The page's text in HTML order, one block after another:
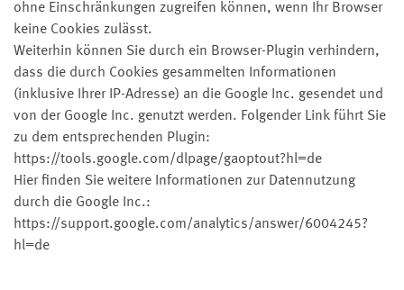
ohne Einschränkungen zugreifen können, wenn Ihr Browser
keine Cookies zulässt.
Weiterhin können Sie durch ein Browser-Plugin verhindern,
dass die durch Cookies gesammelten Informationen
(inklusive Ihrer IP-Adresse) an die Google Inc. gesendet und
von der Google Inc. genutzt werden. Folgender Link führt Sie
zu dem entsprechenden Plugin:
https://tools.google.com/dlpage/gaoptout?hl=de
Hier finden Sie weitere Informationen zur Datennutzung
durch die Google Inc.:
https://support.google.com/analytics/answer/6004245?
hl=de